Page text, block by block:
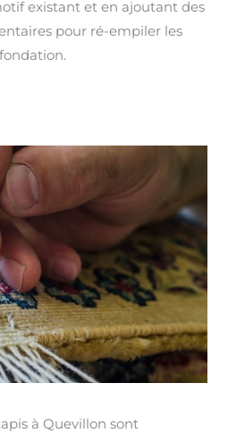
existant et en ajoutant des
pour ré-empiler les
à Quevillon sont